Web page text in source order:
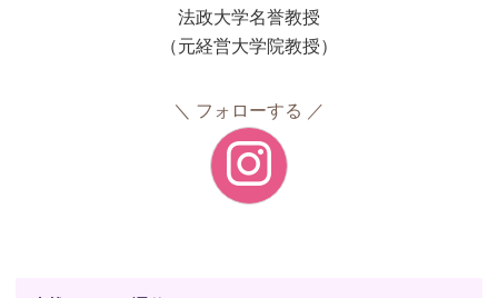
法政大学名誉教授
（元経営大学院教授）
フォローする